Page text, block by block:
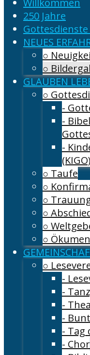
Willkommen
250 Jahre
NEUES
○
○
GLAUBEN
○
-
-
-
(KIGO)
○ Taufe
○
○
○
○
○
○
-
-
-
-
- Tag
- Chor